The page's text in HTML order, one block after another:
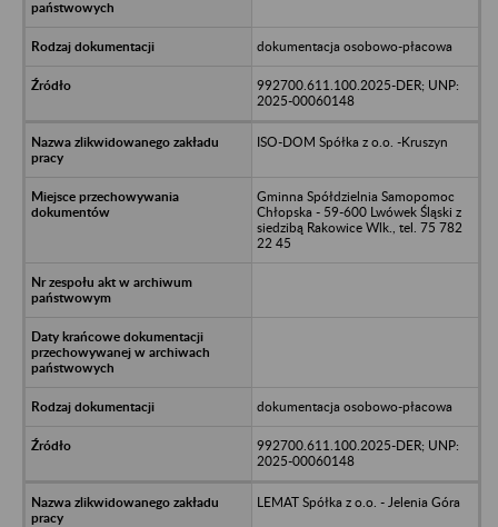
dokumentacja osobowo-płacowa
992700.611.100.2025-DER; UNP:
2025-00060148
ISO-DOM Spółka z o.o. -Kruszyn
Gminna Spółdzielnia Samopomoc
Chłopska - 59-600 Lwówek Śląski z
siedzibą Rakowice Wlk., tel. 75 782
22 45
dokumentacja osobowo-płacowa
992700.611.100.2025-DER; UNP:
2025-00060148
LEMAT Spółka z o.o. - Jelenia Góra